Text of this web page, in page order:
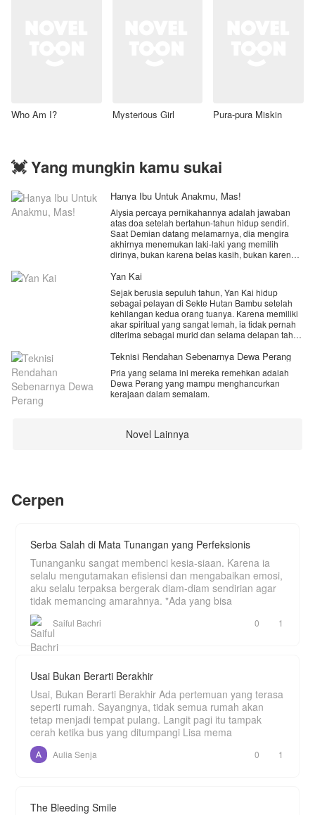
Who Am I? Mysterious Girl Pura-pura Miskin
💓 Yang mungkin kamu sukai
Hanya Ibu Untuk Anakmu, Mas!
Alysia percaya pernikahannya adalah jawaban
atas doa setelah bertahun-tahun hidup sendiri.
Saat Demian datang melamarnya, dia mengira
akhirnya menemukan laki-laki yang memilih
dirinya, bukan karena belas kasih, bukan karena
menyakitkan. Demian adalah duda muda dengan
seorang anak kecil yang kehilangan sosok ibu.
Dan Alysia baru menyadari satu hal setelah resmi
menjadi istrinya. Dia tidak pernah benar-benar
hadir sebagai perempuan yang dicintai. Dia hanya
bagi anak Demian. Arkhasa.
“Aku menikahimu supaya anakku punya ibu.”
Kalimat itu mengubah segalanya.
Untuk pertama kalinya, Alysia memilih berhenti
seperti darah daging sendiri.
Yan Kai
Sejak berusia sepuluh tahun, Yan Kai hidup
sebagai pelayan di Sekte Hutan Bambu setelah
kehilangan kedua orang tuanya. Karena memiliki
akar spiritual yang sangat lemah, ia tidak pernah
diterima sebagai murid dan selama delapan tahun
perundungan, serta siksaan dari para murid sekte.
sebuah tugas sederhana membersihkan
perpustakaan kuno mengubah takdirnya
selamanya.
Tak Berujung, tempat seekor Naga Kegelapan
kuno disegel sejak ribuan tahun lalu akibat perang
Teknisi Rendahan Sebenarnya Dewa Perang
Pria yang selama ini mereka remehkan adalah
Dewa Perang yang mampu menghancurkan
kerajaan dalam semalam.
Novel Lainnya
Cerpen
Serba Salah di Mata Tunangan yang Perfeksionis
Tunanganku sangat membenci kesia-siaan. Karena ia
selalu mengutamakan efisiensi dan mengabaikan emosi,
aku selalu terpaksa bergerak diam-diam sendirian agar
tidak memancing amarahnya. "Ada yang bisa
Saiful Bachri 0 1
Usai Bukan Berarti Berakhir
Usai, Bukan Berarti Berakhir Ada pertemuan yang terasa
seperti rumah. Sayangnya, tidak semua rumah akan
tetap menjadi tempat pulang. Langit pagi itu tampak
cerah ketika bus yang ditumpangi Lisa mema
Aulia Senja 0 1
The Bleeding Smile